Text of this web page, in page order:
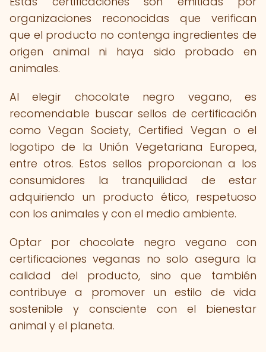
organizaciones reconocidas que verifican
que el producto no contenga ingredientes de
origen animal ni haya sido probado en
animales.
Al elegir chocolate negro vegano, es
recomendable buscar sellos de certificación
como Vegan Society, Certified Vegan o el
logotipo de la Unión Vegetariana Europea,
entre otros. Estos sellos proporcionan a los
consumidores la tranquilidad de estar
adquiriendo un producto ético, respetuoso
con los animales y con el medio ambiente.
Optar por chocolate negro vegano con
certificaciones veganas no solo asegura la
calidad del producto, sino que también
contribuye a promover un estilo de vida
sostenible y consciente con el bienestar
animal y el planeta.